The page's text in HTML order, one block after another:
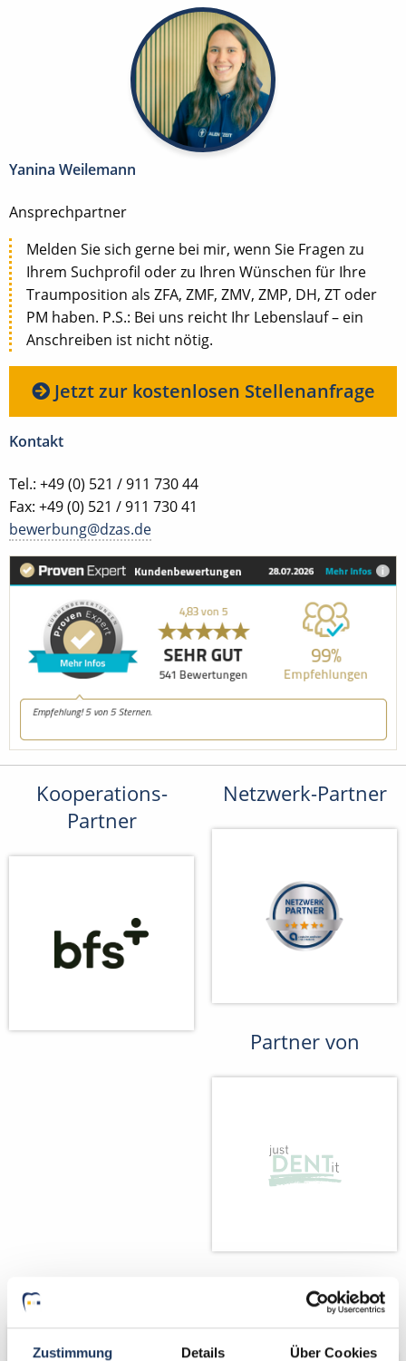
Zustimmung Details Über Cookies
Yanina Weilemann
Ansprechpartner
Melden Sie sich gerne bei mir, wenn Sie Fragen zu
Ihrem Suchprofil oder zu Ihren Wünschen für Ihre
Traumposition als ZFA, ZMF, ZMV, ZMP, DH, ZT oder
PM haben. P.S.: Bei uns reicht Ihr Lebenslauf – ein
Anschreiben ist nicht nötig.
Jetzt zur kostenlosen Stellenanfrage
Kontakt
Tel.: +49 (0) 521 / 911 730 44
Fax: +49 (0) 521 / 911 730 41
bewerbung@dzas.de
Kooperations-
Partner
Netzwerk-Partner
Partner von
Wir pflanzen
Bäume